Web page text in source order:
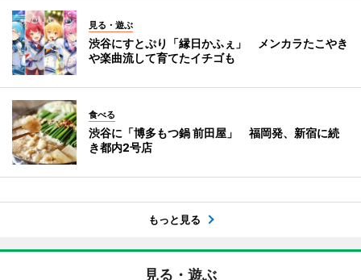
見る・遊ぶ
渋谷にすとぷり「縁日かふぇ」 メンカラたこやき
や楽曲流して育てたイチゴも
食べる
渋谷に「博多もつ鍋 前田屋」 福岡発、新宿に続
き都内2号店
もっと見る
見る・遊ぶ